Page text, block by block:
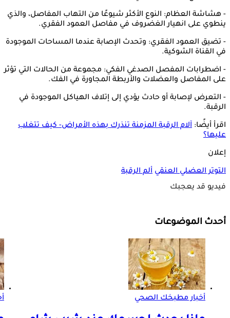
- هشاشة العظام: النوع الأكثر شيوعًا من التهاب المفاصل، والذي
ينطوي على انهيار الغضروف في مفاصل العمود الفقري.
- تضيق العمود الفقري: وتحدث الإصابة عندما المساحات الموجودة
في القناة الشوكية.
- اضطرابات المفصل الصدغي الفكي: مجموعة من الحالات التي تؤثر
على المفاصل والعضلات والأربطة المجاورة في الفك.
- التعرض لإصابة أو حادث يؤدي إلى إتلاف الهياكل الموجودة في
الرقبة.
اقرأ أيضًا: آلام الرقبة المزمنة تنذرك بهذه الأمراض- كيف تتغلب
عليها؟
إعلان
التوتر العضلي العنقي ألم الرقبة
فيديو قد يعجبك
أحدث الموضوعات
أخبار مطبخك الصحي